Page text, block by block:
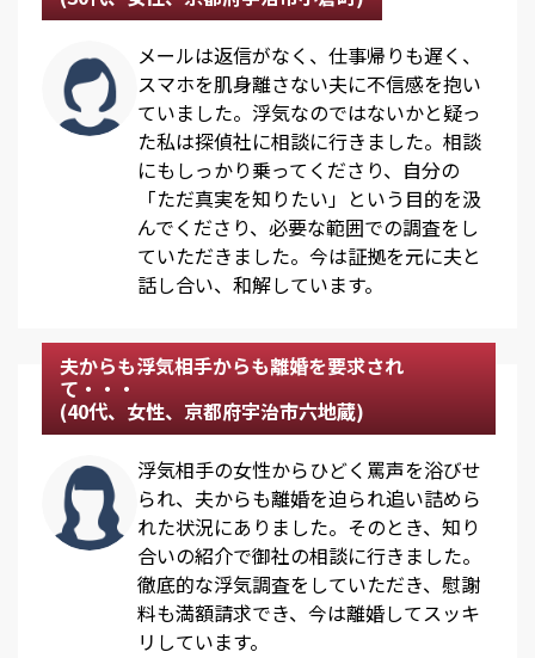
メールは返信がなく、仕事帰りも遅く、
スマホを肌身離さない夫に不信感を抱い
ていました。浮気なのではないかと疑っ
た私は探偵社に相談に行きました。相談
にもしっかり乗ってくださり、自分の
「ただ真実を知りたい」という目的を汲
んでくださり、必要な範囲での調査をし
ていただきました。今は証拠を元に夫と
話し合い、和解しています。
夫からも浮気相手からも離婚を要求され
て・・・
(40代、女性、京都府宇治市六地蔵)
浮気相手の女性からひどく罵声を浴びせ
られ、夫からも離婚を迫られ追い詰めら
れた状況にありました。そのとき、知り
合いの紹介で御社の相談に行きました。
徹底的な浮気調査をしていただき、慰謝
料も満額請求でき、今は離婚してスッキ
リしています。